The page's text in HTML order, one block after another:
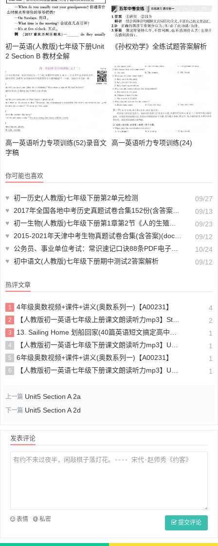
初一英语(人教版)七年级下册Unit
2 Section B 教材全解
《孙权劝学》全练试题答案解析
高一英语听力专项训练(52)录音文
字稿
高一英语听力专项训练(24)
你可能也喜欢
♥ 初一历史(人教版)七年级下册第2单元检测
09/27
♥ 2017年全国各地中考历史真题试卷合集152份(含答案)(doc格式下载)【A00890】
09/13
♥ 初一生物(人教版)七年级下册第1章第2节《人的生殖》全练试题
09/23
♥ 2015-2021年天津中考生物真题试卷合集(含答案)(doc格式下载)【A00901】
09/12
♥
公务员、事业单位考试：常识速记口诀88条PDF电子版【A00715】
10/24
♥ 初中语文(人教版)七年级下册期中测试2答案解析 09/12
热评文章
1 4年级奥数视频+课件+讲义(奥数系列一)【A00231】 4
2 【人教版初一英语七年级上册课文朗读听力mp3】Starter unit 1 Good morning! 2
3 13. Sailing Home 划船回家(40篇英语短文搞定高中高考3500个单词) 1
4 【人教版初一英语七年级下册课文朗读听力mp3】Unit 4 1
5 6年级奥数视频+课件+讲义(奥数系列一)【A00231】 1
6 【人教版初一英语七年级下册课文朗读听力mp3】Unit 6 1
上一篇 Unit5 Section A 2a
下一篇 Unit5 Section A 2d
发表评论
表情 私密 提交评论